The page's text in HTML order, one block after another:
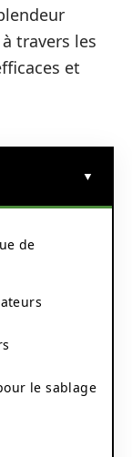
travers les
et
de
le sablage